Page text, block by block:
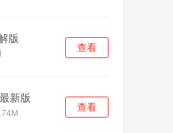
版
查看
新版
查看